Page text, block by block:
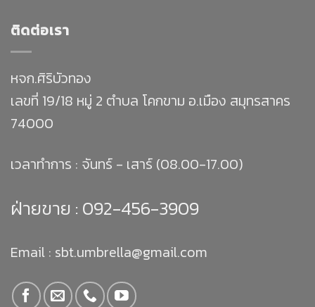
ติดต่อเรา
หจก.ศิริบัวทอง
เลขที่ 19/18 หมู่ 2 ตำบล โคกขาม อ.เมือง สมุทรสาคร
74000
เวลาทำการ : จันทร์ - เสาร์ (08.00-17.00)
ฝ่ายขาย : 092-456-3909
Email : sbt.umbrella@gmail.com